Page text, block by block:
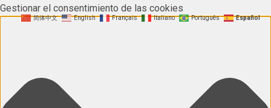
Gestionar el consentimiento de las cookies
简体中文 English Français Italiano Português Español